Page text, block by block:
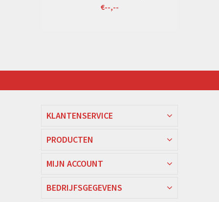
€--,--
KLANTENSERVICE
PRODUCTEN
MIJN ACCOUNT
BEDRIJFSGEGEVENS